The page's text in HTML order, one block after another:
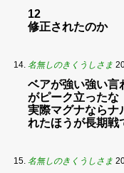
12
修正されたのか
名無しのきくうしさま
ベアが強い強い言
がピーク立ったな
実際マグナならナ
れたほうが長期戦
名無しのきくうしさま